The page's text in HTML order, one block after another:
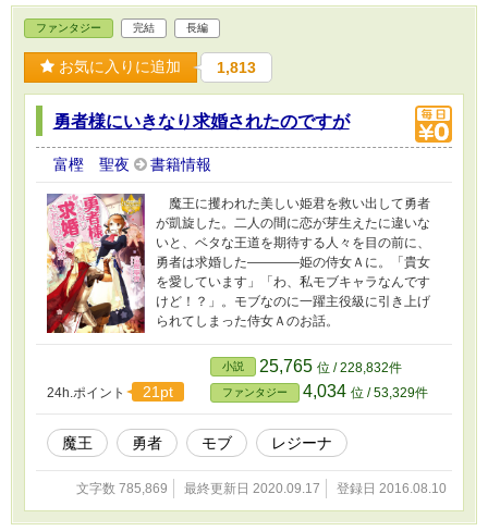
ファンタジー 完結 長編
お気に入りに追加 1,813
勇者様にいきなり求婚されたのですが
富樫 聖夜 書籍情報
魔王に攫われた美しい姫君を救い出して勇者
が凱旋した。二人の間に恋が芽生えたに違いな
いと、ベタな王道を期待する人々を目の前に、
勇者は求婚した――――姫の侍女Ａに。「貴女
を愛しています」「わ、私モブキャラなんです
けど！？」。モブなのに一躍主役級に引き上げ
られてしまった侍女Ａのお話。
24h.ポイント 21pt
小説 25,765 位 / 228,832件
ファンタジー 4,034 位 / 53,329件
魔王 勇者 モブ レジーナ
文字数 785,869 最終更新日 2020.09.17 登録日 2016.08.10